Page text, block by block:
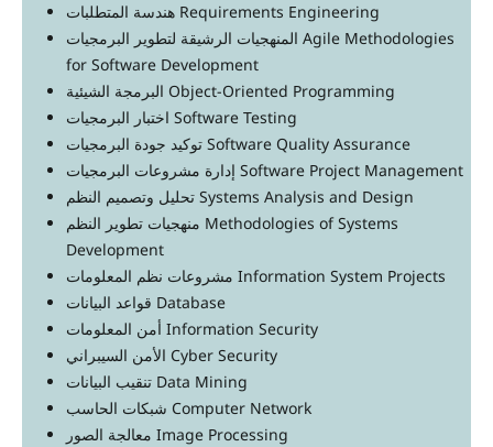
هندسة المتطلبات Requirements Engineering
المنهجيات الرشيقة لتطوير البرمجيات Agile Methodologies
for Software Development
البرمجة الشيئية Object-Oriented Programming
اختبار البرمجيات Software Testing
توكيد جودة البرمجيات Software Quality Assurance
إدارة مشروعات البرمجيات Software Project Management
تحليل وتصميم النظم Systems Analysis and Design
منهجيات تطوير النظم Methodologies of Systems
Development
مشروعات نظم المعلومات Information System Projects
قواعد البيانات Database
أمن المعلومات Information Security
الأمن السيبراني Cyber Security
تنقيب البيانات Data Mining
شبكات الحاسب Computer Network
معالجة الصور Image Processing